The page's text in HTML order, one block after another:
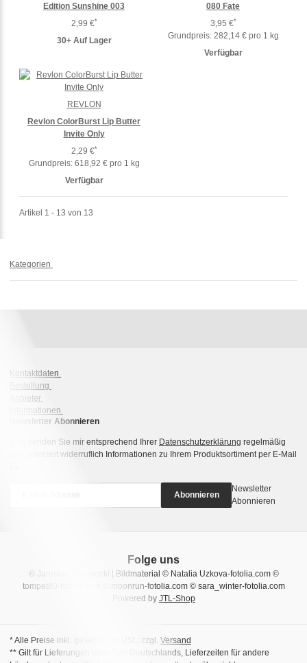
Edition Sunshine 003
2,99 €*
30+ Auf Lager
080 Fate
3,95 €*
Grundpreis: 282,14 € pro 1 kg
Verfügbar
Revlon ColorBurst Lip Butter
Invite Only
2,29 €*
Grundpreis: 618,92 € pro 1 kg
Verfügbar
REVLON
Artikel 1 - 13 von 13
Kategorien
Kontaktdaten
Bestellung
Anbieter
Informationen
Newsletter Abonnieren
Bitte senden Sie mir entsprechend Ihrer Datenschutzerklärung regelmäßig
und jederzeit widerruflich Informationen zu Ihrem Produktsortiment per E-Mail
Abonnieren
Newsletter
Abonnieren
© Jaroslaw Stromecki | Bildmaterial © Natalia Uzkova-fotolia.com ©
tompet80-fotolia.com © moonrun-fotolia.com © sara_winter-fotolia.com
Powered by JTL-Shop
Folge uns
* Alle Preise inkl. gesetzlicher USt., zzgl. Versand
** Gilt für Lieferungen innerhalb Deutschlands, Lieferzeiten für andere